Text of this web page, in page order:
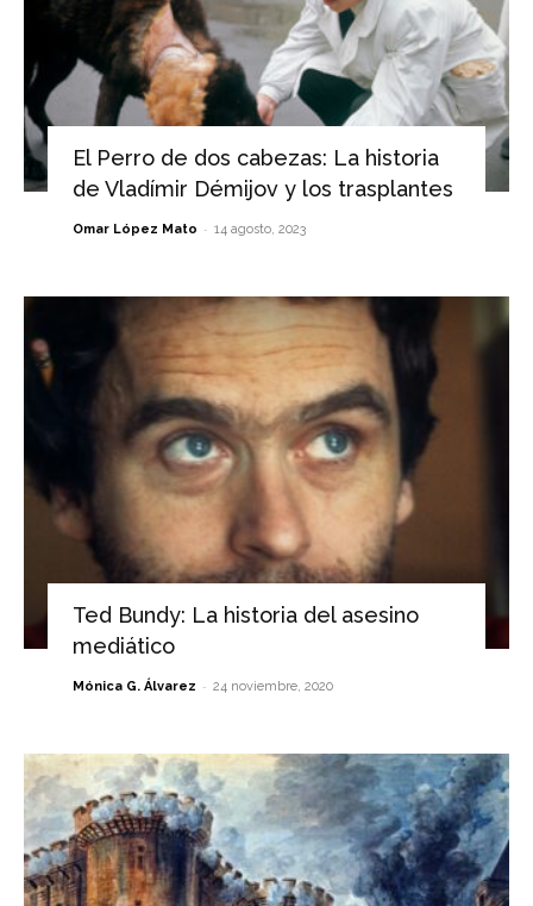
El Perro de dos cabezas: La historia
de Vladímir Démijov y los trasplantes
Omar López Mato - 14 agosto, 2023
Ted Bundy: La historia del asesino
mediático
Mónica G. Álvarez - 24 noviembre, 2020